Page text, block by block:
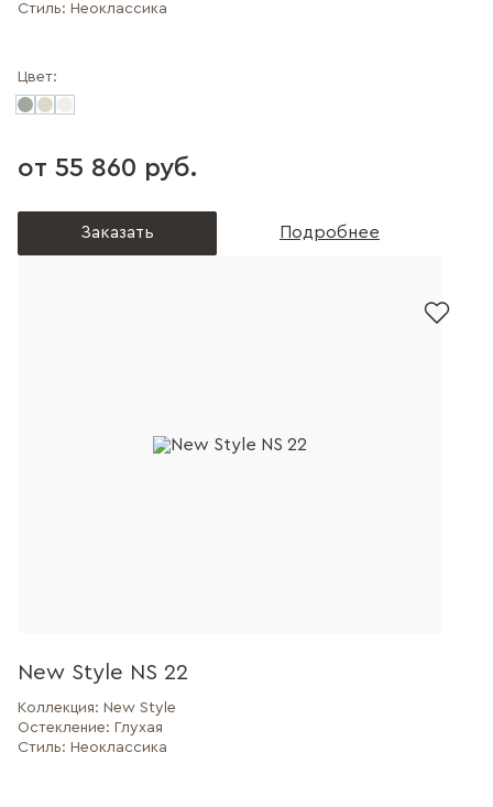
Стиль: Неоклассика
Цвет:
от 55 860 руб.
Заказать Подробнее
New Style NS 22
Коллекция: New Style
Остекление: Глухая
Стиль: Неоклассика